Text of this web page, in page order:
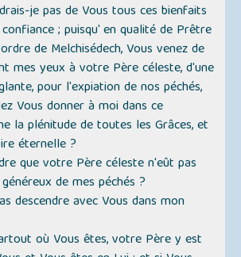
je pas de Vous tous ces bienfaits
; puisqu' en qualité de Prêtre
de Melchisédech, Vous venez de
mes yeux à votre Père céleste, d'une
pour l'expiation de nos péchés,
Vous donner à moi dans ce
la plénitude de toutes les Grâces, et
éternelle ?
que votre Père céleste n'eût pas
de mes péchés ?
descendre avec Vous dans mon
où Vous êtes, votre Père y est